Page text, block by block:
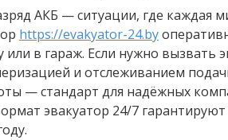
АКБ — ситуации, где каждая
https://evakyator-24.by
в гараж. Если нужно вызвать
и отслеживанием
— стандарт для надёжных
эвакуатор 24/7